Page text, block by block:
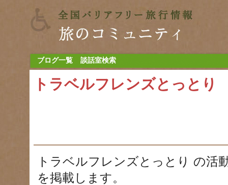
ブログ一覧 談話室検索
トラベルフレンズとっとり
トラベルフレンズとっとり の活
を掲載します。